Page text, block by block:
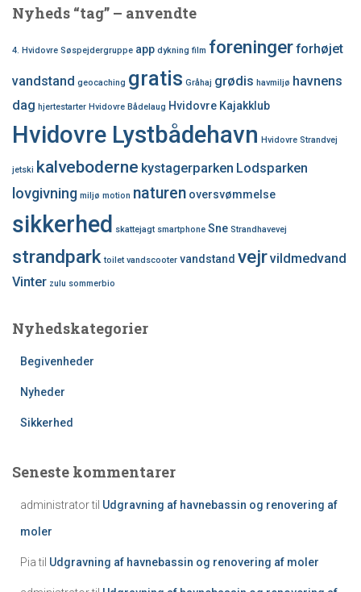
Nyheds “tag” – anvendte
4. Hvidovre Søspejdergruppe app dykning film foreningerforhøjet
vandstand geocaching gratis Gråhaj grødis havmiljø havnens
dag hjertestarter Hvidovre Bådelaug Hvidovre Kajakklub
Hvidovre Lystbådehavn Hvidovre Strandvej
jetski kalveboderne kystagerparken Lodsparken
lovgivning miljø motion naturen oversvømmelse
sikkerhed skattejagt smartphone Sne Strandhavevej
strandpark toilet vandscooter vandstand vejrvildmedvand
Vinter zulu sommerbio
Nyhedskategorier
Begivenheder
Nyheder
Sikkerhed
Seneste kommentarer
administratortil Udgravning af havnebassin og renovering af
moler
Piatil Udgravning af havnebassin og renovering af moler